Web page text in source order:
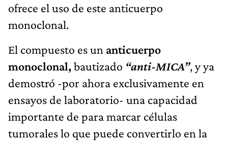
ofrece el uso de este anticuerpo
monoclonal.
El compuesto es un anticuerpo
monoclonal,bautizado “anti-MICA”, y ya
demostró -por ahora exclusivamente en
ensayos de laboratorio- una capacidad
importante de para marcar células
tumorales lo que puede convertirlo en la